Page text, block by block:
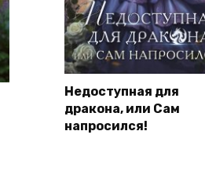
Недоступная для
дракона, или Сам
напросился!